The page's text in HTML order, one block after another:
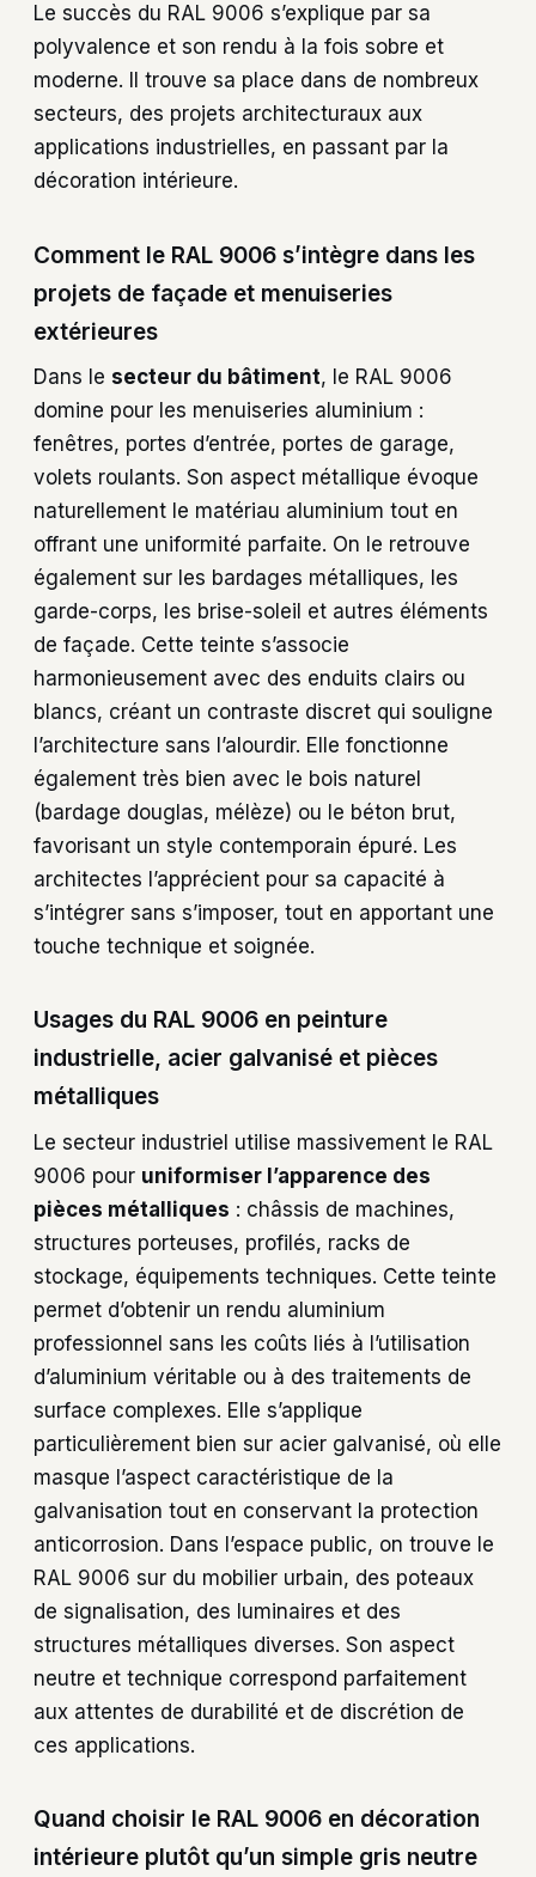
Le succès du RAL 9006 s’explique par sa
polyvalence et son rendu à la fois sobre et
moderne. Il trouve sa place dans de nombreux
secteurs, des projets architecturaux aux
applications industrielles, en passant par la
décoration intérieure.
Comment le RAL 9006 s’intègre dans les
projets de façade et menuiseries
extérieures
Dans le secteur du bâtiment, le RAL 9006
domine pour les menuiseries aluminium :
fenêtres, portes d’entrée, portes de garage,
volets roulants. Son aspect métallique évoque
naturellement le matériau aluminium tout en
offrant une uniformité parfaite. On le retrouve
également sur les bardages métalliques, les
garde-corps, les brise-soleil et autres éléments
de façade. Cette teinte s’associe
harmonieusement avec des enduits clairs ou
blancs, créant un contraste discret qui souligne
l’architecture sans l’alourdir. Elle fonctionne
également très bien avec le bois naturel
(bardage douglas, mélèze) ou le béton brut,
favorisant un style contemporain épuré. Les
architectes l’apprécient pour sa capacité à
s’intégrer sans s’imposer, tout en apportant une
touche technique et soignée.
Usages du RAL 9006 en peinture
industrielle, acier galvanisé et pièces
métalliques
Le secteur industriel utilise massivement le RAL
9006 pour uniformiser l’apparence des
pièces métalliques : châssis de machines,
structures porteuses, profilés, racks de
stockage, équipements techniques. Cette teinte
permet d’obtenir un rendu aluminium
professionnel sans les coûts liés à l’utilisation
d’aluminium véritable ou à des traitements de
surface complexes. Elle s’applique
particulièrement bien sur acier galvanisé, où elle
masque l’aspect caractéristique de la
galvanisation tout en conservant la protection
anticorrosion. Dans l’espace public, on trouve le
RAL 9006 sur du mobilier urbain, des poteaux
de signalisation, des luminaires et des
structures métalliques diverses. Son aspect
neutre et technique correspond parfaitement
aux attentes de durabilité et de discrétion de
ces applications.
Quand choisir le RAL 9006 en décoration
intérieure plutôt qu’un simple gris neutre